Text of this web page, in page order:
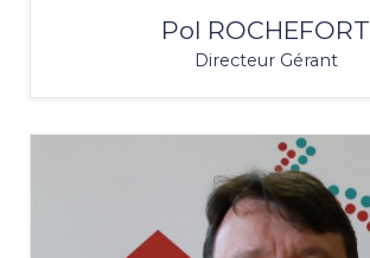
Pol ROCHEFORT
Directeur Gérant